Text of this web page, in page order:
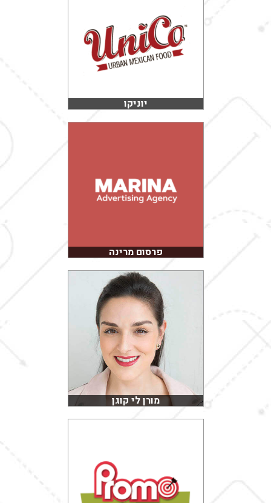
יוניקו
פרסום מרינה
מורן לי קוגן